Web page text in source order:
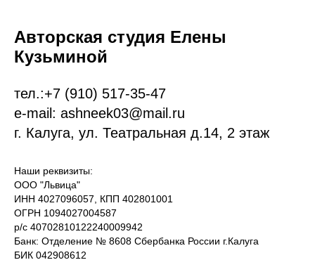
Авторская студия Елены
Кузьминой
тел.:+7 (910) 517-35-47
e-mail: ashneek03@mail.ru
г. Калуга, ул. Театральная д.14, 2 этаж
Наши реквизиты:
ООО "Львица"
ИНН 4027096057, КПП 402801001
ОГРН 1094027004587
р/с 40702810122240009942
Банк: Отделение № 8608 Сбербанка России г.Калуга
БИК 042908612